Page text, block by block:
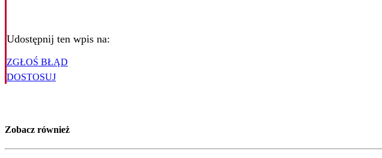
Udostępnij ten wpis na:
ZGŁOŚ BŁĄD
DOSTOSUJ
Zobacz również